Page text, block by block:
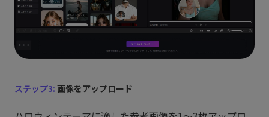
ステップ3: 画像をアップロード